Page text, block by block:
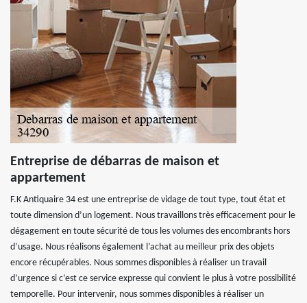
Entreprise de débarras de maison et
appartement
F.K Antiquaire 34 est une entreprise de vidage de tout type, tout état et
toute dimension d’un logement. Nous travaillons très efficacement pour le
dégagement en toute sécurité de tous les volumes des encombrants hors
d’usage. Nous réalisons également l’achat au meilleur prix des objets
encore récupérables. Nous sommes disponibles à réaliser un travail
d’urgence si c’est ce service expresse qui convient le plus à votre possibilité
temporelle. Pour intervenir, nous sommes disponibles à réaliser un